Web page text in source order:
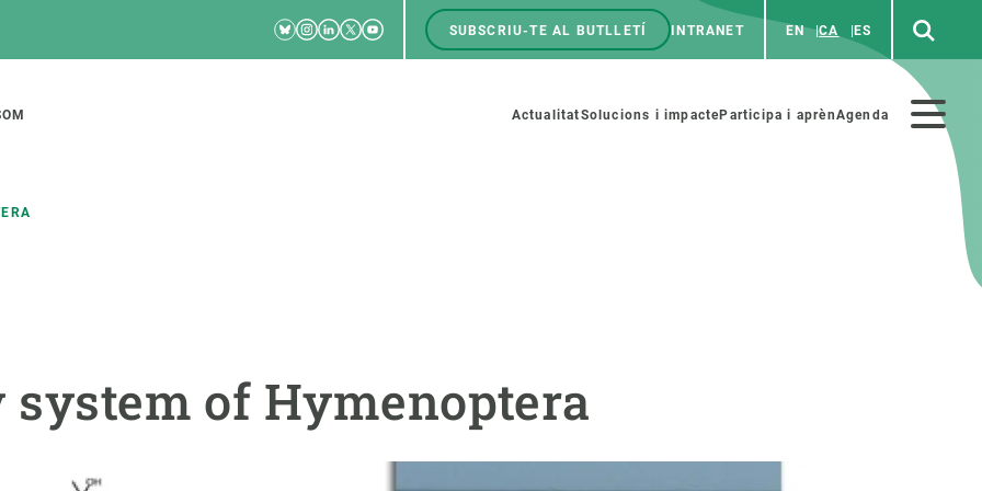
RRSS
Bluesky
Instagram
Linkedin
TwitterYoutube
Menú
SUBSCRIU-TE AL BUTLLETÍ INTRANET EN CA ES
Menú
ActualitatSolucions i impacteParticipa i aprènAgenda
of Hymenoptera
Solucions Oportunitats acadèmiques
Demana la teva MSCA-PF
Demana la teva beca ERC
Fes ciència amb nosaltres
Materials educatius
COL·LABORA Notícies